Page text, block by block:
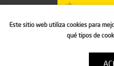
MICIU/AEI/
Este sitio web utiliza cookies para
qué tipos de